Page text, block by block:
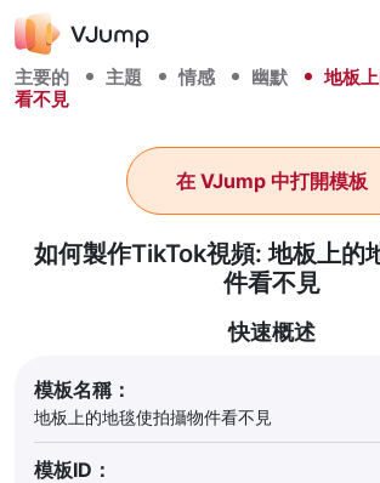
主要的 主題 情感 幽默
地板
看不見
如何製作TikTok視頻: 地板上的
件看不見
在 VJump 中打開模板
快速概述
模板名稱：
地板上的地毯使拍攝物件看不見
模板ID：